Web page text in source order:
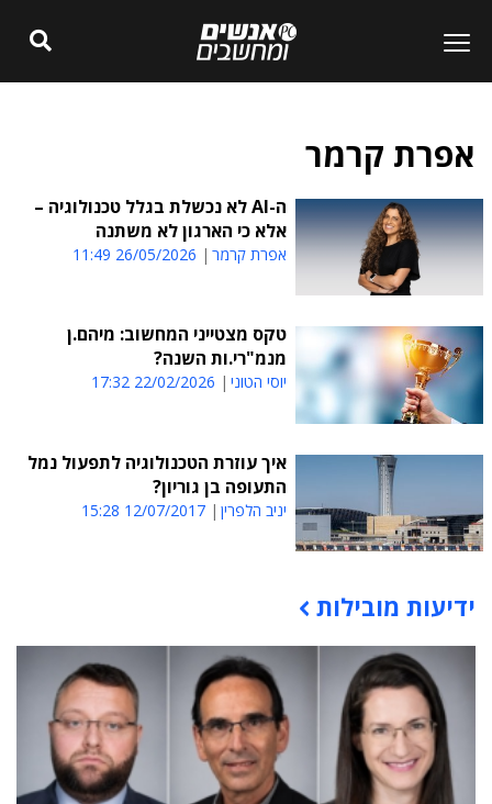
אפרת קרמר
ה-AI לא נכשלת בגלל טכנולוגיה –
אלא כי הארגון לא משתנה
אפרת קרמר 26/05/2026 11:49
טקס מצטייני המחשוב: מיהם.ן
מנמ"רי.ות השנה?
יוסי הטוני 22/02/2026 17:32
איך עוזרת הטכנולוגיה לתפעול נמל
התעופה בן גוריון?
יניב הלפרין 12/07/2017 15:28
תוכן פרסומי
ידיעות מובילות